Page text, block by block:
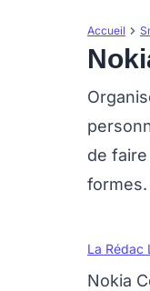
Accueil
de
formes.
La Rédac
Nokia